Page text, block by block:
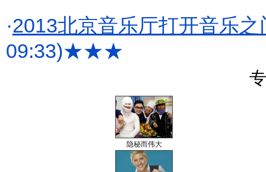
·2013北京音乐厅打开音乐之
09:33)★★★
隐秘而伟大